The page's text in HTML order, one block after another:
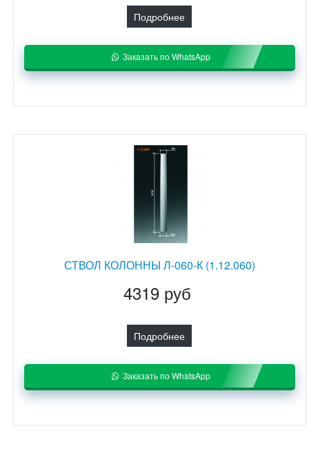
Подробнее
Заказать по WhatsApp
СТВОЛ КОЛОННЫ Л-060-К (1.12.060)
4319 руб
Подробнее
Заказать по WhatsApp